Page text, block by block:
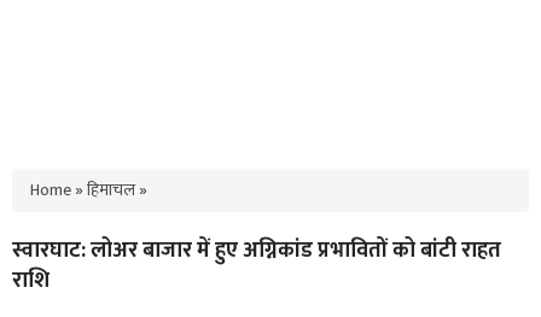
Home»हिमाचल»
स्वारघाट: लोअर बाजार में हुए अग्निकांड प्रभावितों को बांटी राहत
राशि